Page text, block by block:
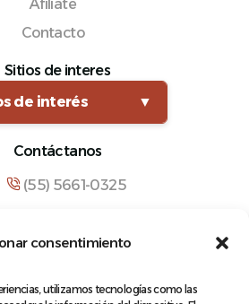
consentimiento
utilizamos tecnologías como las
Afíliate
Contacto
Sitios de interes
de interés
▼
Contáctanos
(55) 5661-0325
Contreras 133, Cuauhtémoc,